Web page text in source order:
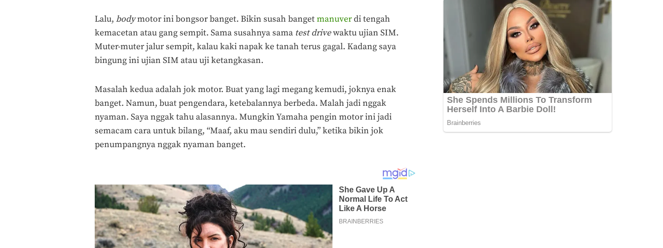
Lalu, bodymotor ini bongsor banget. Bikin susah bangetmanuverdi tengah
kemacetan atau gang sempit. Sama susahnya sama test drivewaktu ujian SIM.
Muter-muter jalur sempit, kalau kaki napak ke tanah terus gagal. Kadang saya
bingung ini ujian SIM atau uji ketangkasan.
Masalah kedua adalah jok motor. Buat yang lagi megang kemudi, joknya enak
banget. Namun, buat pengendara, ketebalannya berbeda. Malah jadi nggak
nyaman. Saya nggak tahu alasannya. Mungkin Yamaha pengin motor ini jadi
semacam cara untuk bilang, “Maaf, aku mau sendiri dulu,” ketika bikin jok
penumpangnya nggak nyaman banget.